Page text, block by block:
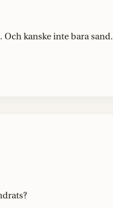
kanske inte bara sand.